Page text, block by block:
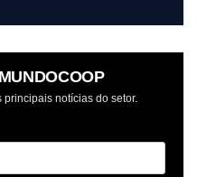
principais notícias do setor.